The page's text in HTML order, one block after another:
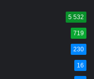
5 532
719
230
16